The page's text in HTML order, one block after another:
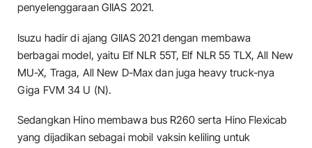
penyelenggaraan GIIAS 2021.
Isuzu hadir di ajang GIIAS 2021 dengan membawa
berbagai model, yaitu Elf NLR 55T, Elf NLR 55 TLX, All New
MU-X, Traga, All New D-Max dan juga heavy truck-nya
Giga FVM 34 U (N).
Sedangkan Hino membawa bus R260 serta Hino Flexicab
yang dijadikan sebagai mobil vaksin keliling untuk